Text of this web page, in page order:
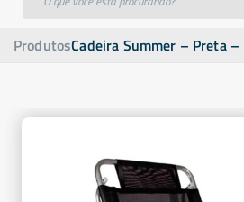
ProdutosCadeira Summer – Preta